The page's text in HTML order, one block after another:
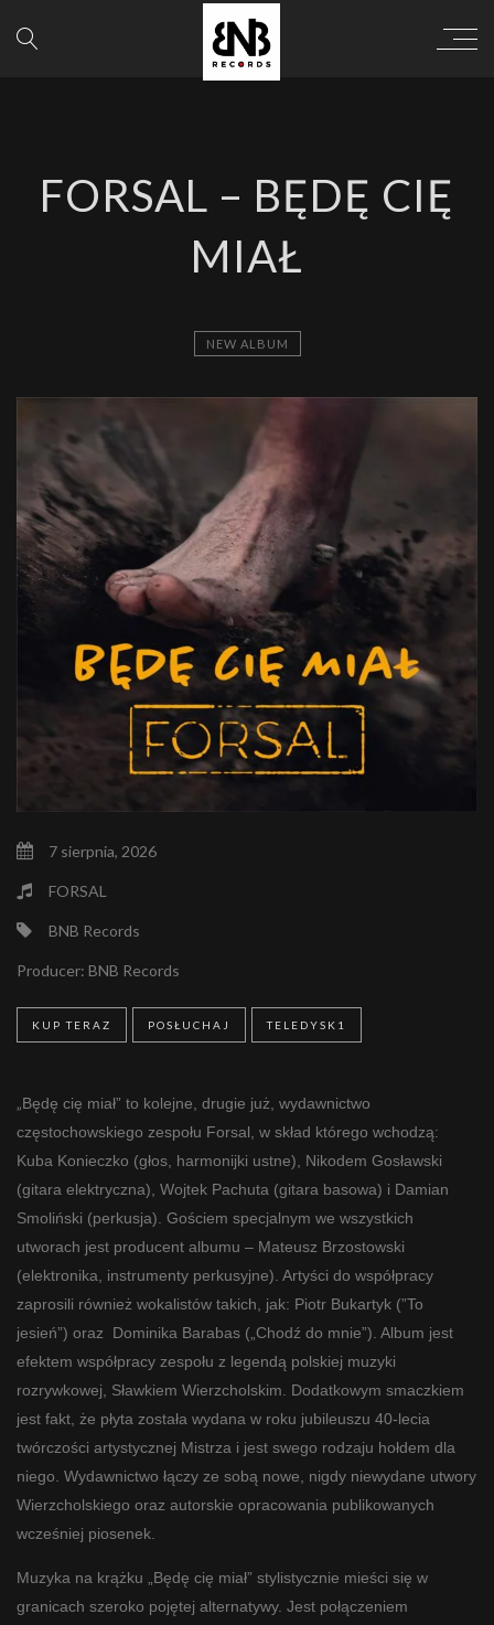
FORSAL – BĘDĘ CIĘ
MIAŁ
NEW ALBUM
7 sierpnia, 2026
FORSAL
BNB Records
Producer: BNB Records
KUP TERAZ POSŁUCHAJ TELEDYSK1
„Będę cię miał” to kolejne, drugie już, wydawnictwo
częstochowskiego zespołu Forsal, w skład którego wchodzą:
Kuba Konieczko (głos, harmonijki ustne), Nikodem Gosławski
(gitara elektryczna), Wojtek Pachuta (gitara basowa) i Damian
Smoliński (perkusja). Gościem specjalnym we wszystkich
utworach jest producent albumu – Mateusz Brzostowski
(elektronika, instrumenty perkusyjne). Artyści do współpracy
zaprosili również wokalistów takich, jak: Piotr Bukartyk (”To
jesień”) oraz Dominika Barabas („Chodź do mnie”). Album jest
efektem współpracy zespołu z legendą polskiej muzyki
rozrywkowej, Sławkiem Wierzcholskim. Dodatkowym smaczkiem
jest fakt, że płyta została wydana w roku jubileuszu 40-lecia
twórczości artystycznej Mistrza i jest swego rodzaju hołdem dla
niego. Wydawnictwo łączy ze sobą nowe, nigdy niewydane utwory
Wierzcholskiego oraz autorskie opracowania publikowanych
wcześniej piosenek.
Muzyka na krążku „Będę cię miał” stylistycznie mieści się w
granicach szeroko pojętej alternatywy. Jest połączeniem